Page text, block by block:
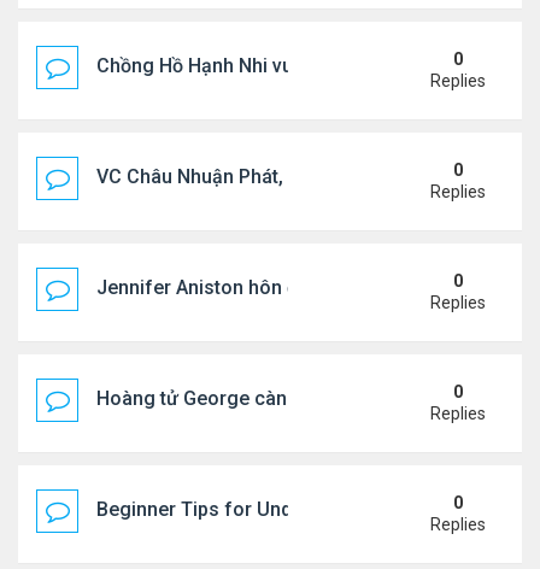
Chồng Hồ Hạnh Nhi vui vẻ ôm người cũ của vợ
0
Replies
VC Châu Nhuận Phát, Lưu Gia Linh viếng vợ cũ ..
0
Replies
Jennifer Aniston hôn đắm đuối bạn trai trên du
0
Replies
Hoàng tử George càng lớn càng điển trai0
Replies
Beginner Tips for Understanding Diablo 4 Items
0
Replies